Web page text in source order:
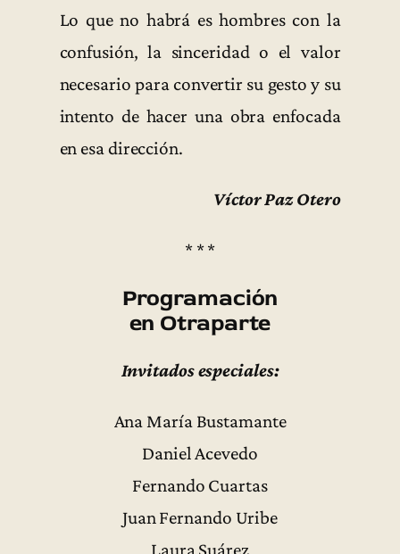
Lo que no habrá es hombres con la
confusión, la sinceridad o el valor
necesario para convertir su gesto y su
intento de hacer una obra enfocada
en esa dirección.
Víctor Paz Otero
* * *
Programación
en Otraparte
Invitados especiales:
Ana María Bustamante
Daniel Acevedo
Fernando Cuartas
Juan Fernando Uribe